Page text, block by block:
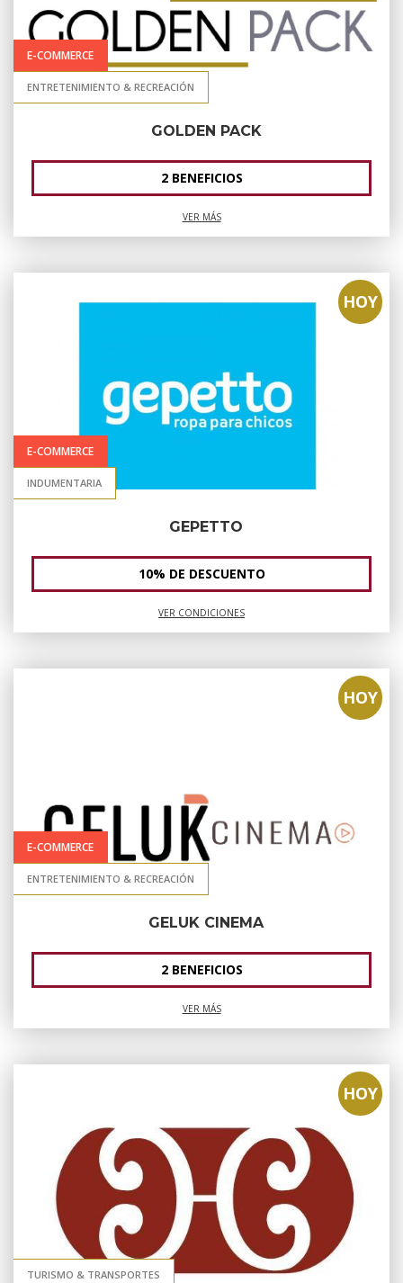
E-COMMERCE
ENTRETENIMIENTO & RECREACIÓN
GOLDEN PACK
2 BENEFICIOS
VER MÁS
HOY
E-COMMERCE
INDUMENTARIA
GEPETTO
10% DE DESCUENTO
VER CONDICIONES
HOY
E-COMMERCE
ENTRETENIMIENTO & RECREACIÓN
GELUK CINEMA
2 BENEFICIOS
VER MÁS
HOY
TURISMO & TRANSPORTES